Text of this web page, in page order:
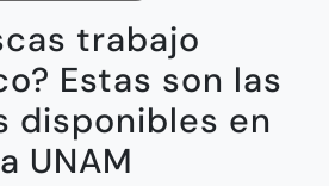
trabajo
Estas son las
disponibles en
UNAM